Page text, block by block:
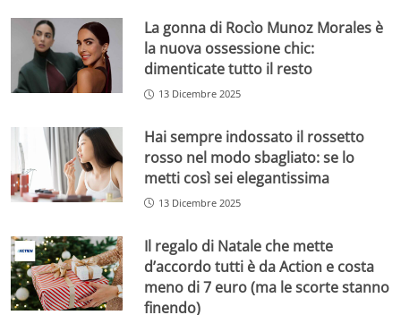
La gonna di Rocìo Munoz Morales è
la nuova ossessione chic:
dimenticate tutto il resto
13 Dicembre 2025
Hai sempre indossato il rossetto
rosso nel modo sbagliato: se lo
metti così sei elegantissima
13 Dicembre 2025
Il regalo di Natale che mette
d’accordo tutti è da Action e costa
meno di 7 euro (ma le scorte stanno
finendo)